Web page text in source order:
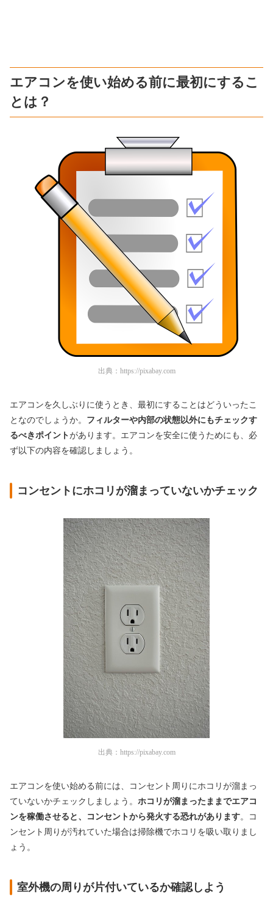
エアコンを使い始める前に最初にするこ
とは？
出典： https://pixabay.com
エアコンを久しぶりに使うとき、最初にすることはどういったこ
となのでしょうか。 フィルターや内部の状態以外にもチェックす
るべきポイントがあります。エアコンを安全に使うためにも、必
ず以下の内容を確認しましょう。
コンセントにホコリが溜まっていないかチェック
出典： https://pixabay.com
エアコンを使い始める前には、コンセント周りにホコリが溜まっ
ていないかチェックしましょう。 ホコリが溜まったままでエアコ
ンを稼働させると、コンセントから発火する恐れがあります。コ
ンセント周りが汚れていた場合は掃除機でホコリを吸い取りまし
ょう。
室外機の周りが片付いているか確認しよう